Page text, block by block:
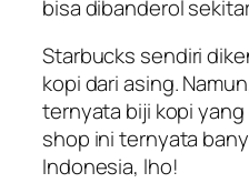
bisa dibanderol
Starbucks sendiri
kopi dari asing.
ternyata biji kopi
shop ini ternyata
Indonesia, lho!